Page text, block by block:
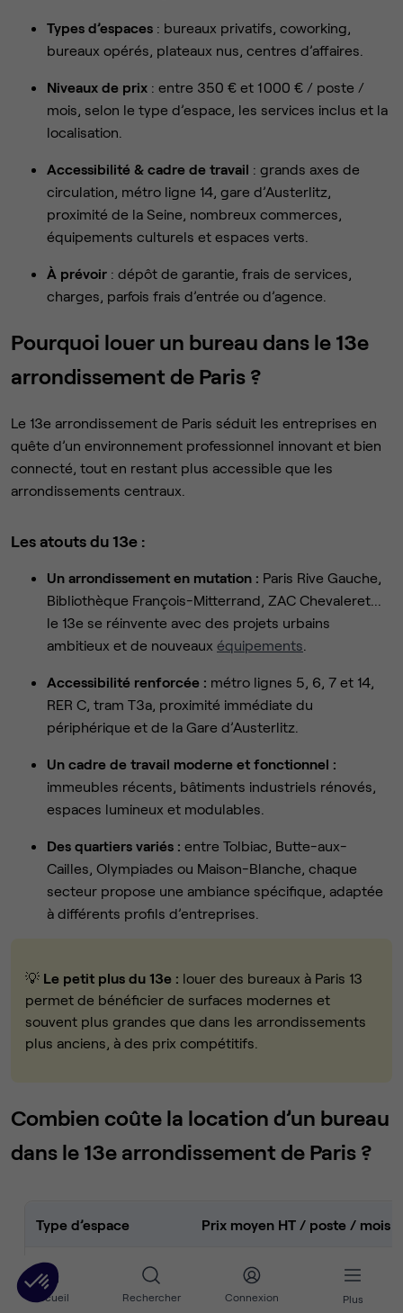
Accueil Rechercher Connexion Plus
Types d’espaces : bureaux privatifs, coworking,
bureaux opérés, plateaux nus, centres d’affaires.
Niveaux de prix : entre 350 € et 1 000 € / poste /
mois, selon le type d’espace, les services inclus et la
localisation.
Accessibilité & cadre de travail : grands axes de
circulation, métro ligne 14, gare d’Austerlitz,
proximité de la Seine, nombreux commerces,
équipements culturels et espaces verts.
À prévoir : dépôt de garantie, frais de services,
charges, parfois frais d’entrée ou d’agence.
Pourquoi louer un bureau dans le 13e
arrondissement de Paris ?
Le 13e arrondissement de Paris séduit les entreprises en
quête d’un environnement professionnel innovant et bien
connecté, tout en restant plus accessible que les
arrondissements centraux.
Les atouts du 13e :
Un arrondissement en mutation : Paris Rive Gauche,
Bibliothèque François-Mitterrand, ZAC Chevaleret...
le 13e se réinvente avec des projets urbains
ambitieux et de nouveaux équipements
Accessibilité renforcée : métro lignes 5, 6, 7 et 14,
RER C, tram T3a, proximité immédiate du
périphérique et de la Gare d’Austerlitz.
Un cadre de travail moderne et fonctionnel :
immeubles récents, bâtiments industriels rénovés,
espaces lumineux et modulables.
Des quartiers variés : entre Tolbiac, Butte-aux-
Cailles, Olympiades ou Maison-Blanche, chaque
secteur propose une ambiance spécifique, adaptée
à différents profils d’entreprises.
💡 Le petit plus du 13e : louer des bureaux à Paris 13
permet de bénéficier de surfaces modernes et
souvent plus grandes que dans les arrondissements
plus anciens, à des prix compétitifs.
Combien coûte la location d’un bureau
dans le 13e arrondissement de Paris ?
Type d’espace Prix moyen HT / poste / mois
Espace de coworking 350 € – 600 €